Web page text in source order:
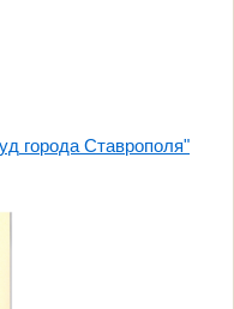
города Ставрополя"